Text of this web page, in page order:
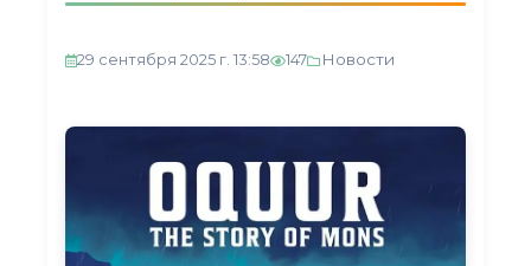
29 сентября 2025 г. 13:58 147 Новости